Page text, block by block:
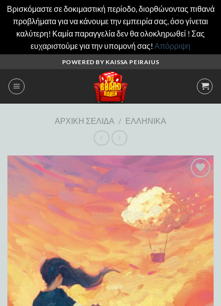
Βρισκόμαστε σε δοκιμαστική περίοδο, διορθώνοντας πιθανά
προβλήματα για να κάνουμε την εμπειρία σας, όσο γίνεται
καλύτερη! Καμία παραγγελία δεν θα ολοκληρωθεί ! Σας
ευχαριστούμε για την υπομονή σας! Απόρριψη
περιεχόμενο
POWERED BY KAISSA PEIRAIUS
ΑΡΧΙΚΉ ΣΕΛΊΔΑ / ΕΛΛΗΝΙΚΆ
Add to
wishlist